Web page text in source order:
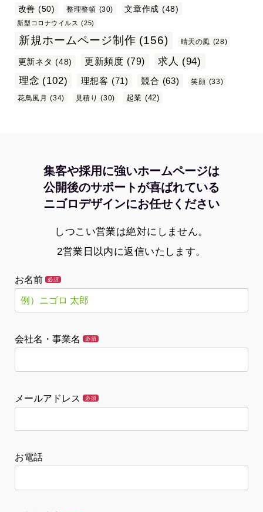
改善 (50) 整理整頓 (30) 文章作成 (48)
新型コロナウイルス (25)
新規ホームページ制作 (156) 晴天の風 (28)
更新ネタ (48) 更新頻度 (79) 求人 (94)
理念 (102) 理想客 (71) 競合 (63) 笑顔 (33)
花鳥風月 (34) 見積り (30) 起業 (42)
集客や採用に強いホームページは
公開後のサポートが喜ばれている
ニゴロデザインにお任せください
しつこい営業は絶対にしません。
2営業日以内に返信いたします。
お名前 必須
会社名・事業名 必須
メールアドレス 必須
お電話